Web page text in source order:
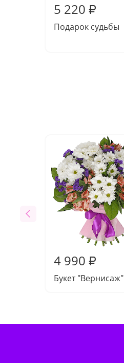
5 220 ₽
Подарок судьбы
4 990 ₽
Букет "Вернисаж"